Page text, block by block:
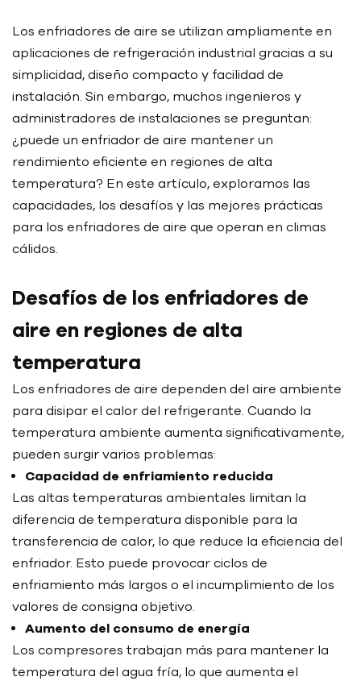
Los enfriadores de aire se utilizan ampliamente en
aplicaciones de refrigeración industrial gracias a su
simplicidad, diseño compacto y facilidad de
instalación. Sin embargo, muchos ingenieros y
administradores de instalaciones se preguntan:
¿puede un enfriador de aire mantener un
rendimiento eficiente en regiones de alta
temperatura? En este artículo, exploramos las
capacidades, los desafíos y las mejores prácticas
para los enfriadores de aire que operan en climas
cálidos.
Desafíos de los enfriadores de
aire en regiones de alta
temperatura
Los enfriadores de aire dependen del aire ambiente
para disipar el calor del refrigerante. Cuando la
temperatura ambiente aumenta significativamente,
pueden surgir varios problemas:
Capacidad de enfriamiento reducida
Las altas temperaturas ambientales limitan la
diferencia de temperatura disponible para la
transferencia de calor, lo que reduce la eficiencia del
enfriador. Esto puede provocar ciclos de
enfriamiento más largos o el incumplimiento de los
valores de consigna objetivo.
Aumento del consumo de energía
Los compresores trabajan más para mantener la
temperatura del agua fría, lo que aumenta el